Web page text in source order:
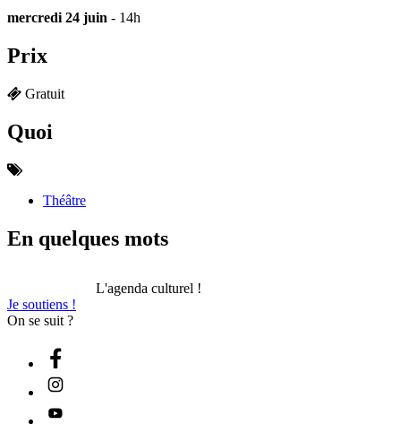
mercredi 24 juin - 14h
Prix
Gratuit
Quoi
Théâtre
En quelques mots
L'agenda culturel !
Je soutiens !
On se suit ?